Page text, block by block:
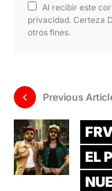
Al recibir este
privacidad. Certeza
otros fines.
Previous
EL